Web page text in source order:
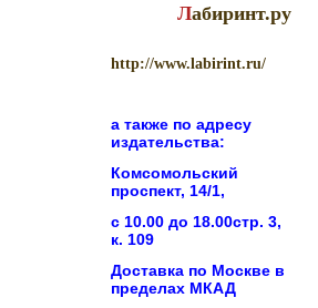
Лабиринт.ру
http://www.labirint.ru/
а также по адресу
издательства:
Комсомольский
проспект, 14/1,
с 10.00 до 18.00стр. 3,
к. 109
Доставка по Москве в
пределах МКАД